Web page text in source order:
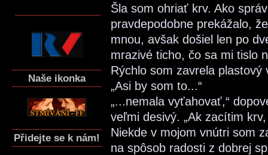
Naše ikonka
Přidejte se k nám!
Šla som ohriať krv. Ako
pravdepodobne prekážalo,
mnou, avšak došiel len po
mrazivé ticho, čo sa mi tislo
Rýchlo som zavrela plastový
„Asi by som to...“
„...nemala vyťahovať,“
veľmi desivý. „Ak zacítim
Niekde v mojom vnútri som
na spôsob radosti z dobrej